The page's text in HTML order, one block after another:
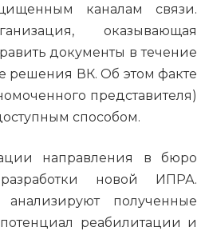
каналам связи.
оказывающая
документы в течение
решения ВК. Об этом факте
представителя)
способом.
направления в бюро
новой ИПРА.
полученные
реабилитации и